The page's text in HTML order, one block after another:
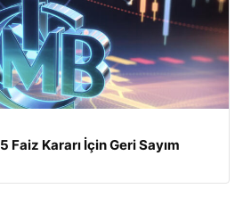
Faiz Kararı İçin Geri Sayım